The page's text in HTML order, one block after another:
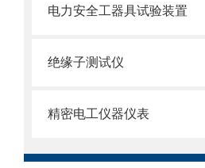
电力安全工器具试验装置
绝缘子测试仪
精密电工仪器仪表